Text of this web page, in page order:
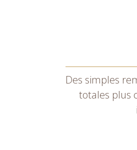
Des simples
totales plus